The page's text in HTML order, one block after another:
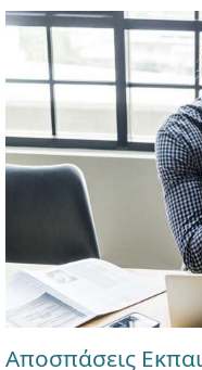
Αποσπάσεις